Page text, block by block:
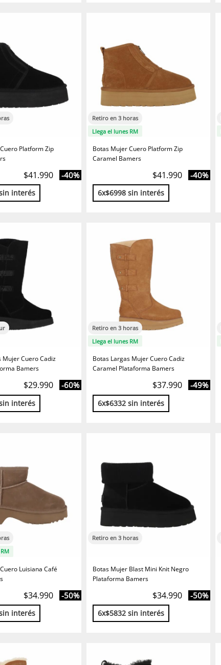
Platform Zip
$41.990 -40%
interés
Retiro en 3 horas
Llega el lunes RM
Botas Mujer Cuero Platform Zip
Caramel Bamers
$41.990 -40%
6x$6998 sin interés
Mujer Cuero Cadiz
Bamers
$29.990 -60%
interés
Retiro en 3 horas
Llega el lunes RM
Botas Largas Mujer Cuero Cadiz
Caramel Plataforma Bamers
$37.990 -49%
6x$6332 sin interés
Luisiana Café
$34.990 -50%
interés
Retiro en 3 horas
Botas Mujer Blast Mini Knit Negro
Plataforma Bamers
$34.990 -50%
6x$5832 sin interés